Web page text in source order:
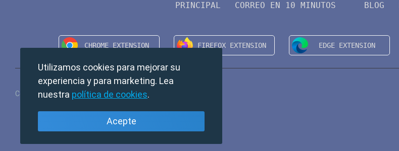
PRINCIPAL CORREO EN 10 MINUTOS BLOG
Copyright © 2024 TempMail. All rights reserved.
Utilizamos cookies para mejorar su
experiencia y para marketing. Lea
nuestra política de cookies.
Acepte